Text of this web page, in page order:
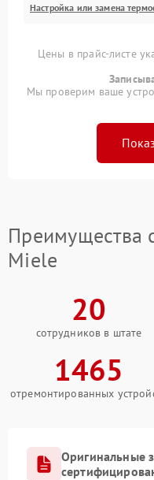
Настройка или замена
Цены в прайс-листе
Мы проверим ваше
Преимущества
Miele
20
сотрудников в штате
1465
отремонтированных
Оригинальные